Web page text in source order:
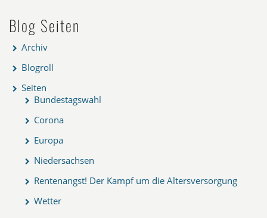
Blog Seiten
Archiv
Blogroll
Seiten
Bundestagswahl
Corona
Europa
Niedersachsen
Rentenangst! Der Kampf um die Altersversorgung
Wetter